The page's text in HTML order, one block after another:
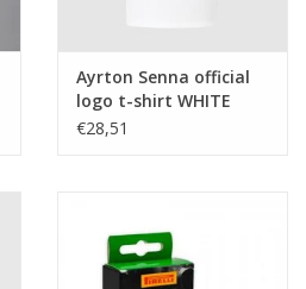
Ayrton Senna official
logo t-shirt WHITE
€28,51